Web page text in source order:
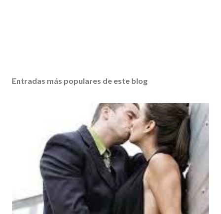
Entradas más populares de este blog